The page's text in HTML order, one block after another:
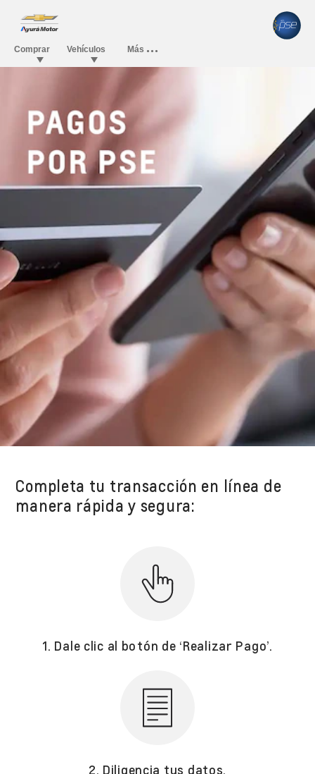
Completa tu transacción en línea de
manera rápida y segura:
1. Dale clic al botón de ‘Realizar Pago’.
2. Diligencia tus datos.